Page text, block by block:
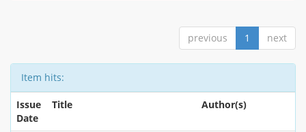
previous 1 next
Item hits:
Issue
Date
Title Author(s)